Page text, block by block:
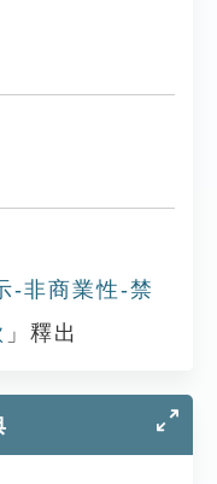
-非商業性-禁
」釋出